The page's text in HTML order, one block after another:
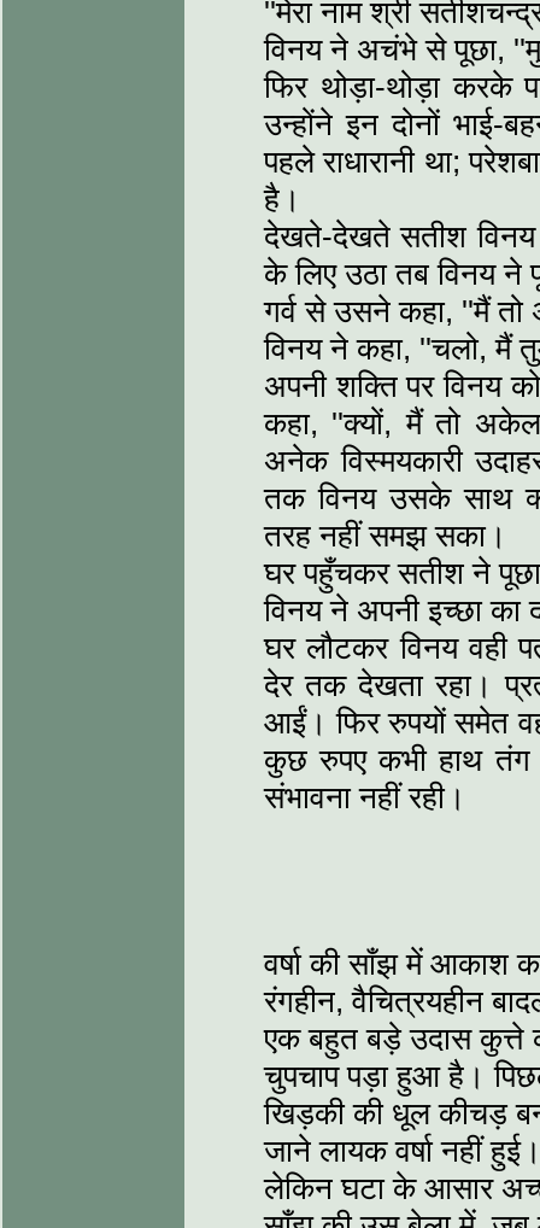
''मेरा नाम श्री
विनय ने अचंभे से पूछा,
फिर थोड़ा-थोड़ा करके
उन्होंने इन दोनों भाई-
पहले राधारानी था;
है।
देखते-देखते सतीश
के लिए उठा तब विनय
गर्व से उसने कहा, ''मैं तो
विनय ने कहा, ''चलो, मैं
अपनी शक्ति पर विनय
कहा, ''क्यों, मैं तो
अनेक विस्मयकारी
तक विनय उसके साथ
तरह नहीं समझ सका।
घर पहुँचकर सतीश ने
विनय ने अपनी इच्छा
घर लौटकर विनय वही
देर तक देखता रहा।
आईं। फिर रुपयों समेत
कुछ रुपए कभी हाथ तंग
संभावना नहीं रही।
वर्षा की साँझ में आकाश
रंगहीन, वैचित्रयहीन
एक बहुत बड़े उदास कुत्ते
चुपचाप पड़ा हुआ है।
खिड़की की धूल कीचड़
जाने लायक वर्षा नहीं
लेकिन घटा के आसार